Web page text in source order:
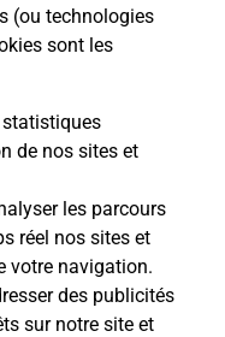
(ou technologies
sont les
de nos sites et
les parcours
réel nos sites et
votre navigation.
des publicités
sur notre site et
mardià 09h00